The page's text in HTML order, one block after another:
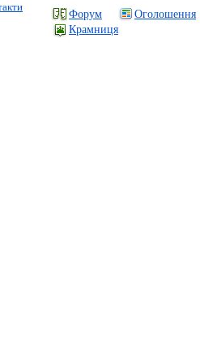
Форум
Оголошення
Крамниця